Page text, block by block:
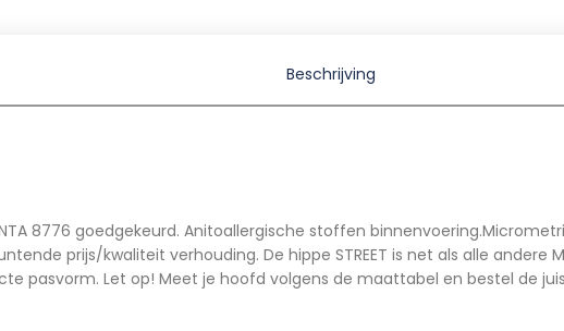
Beschrijving
8776 goedgekeurd. Anitoallergische stoffen
prijs/kwaliteit verhouding. De hippe STREET is net als alle andere
pasvorm. Let op! Meet je hoofd volgens de maattabel en bestel de